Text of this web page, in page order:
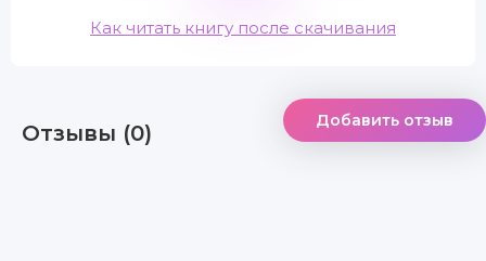
Как читать книгу после скачивания
Отзывы (0) Добавить отзыв